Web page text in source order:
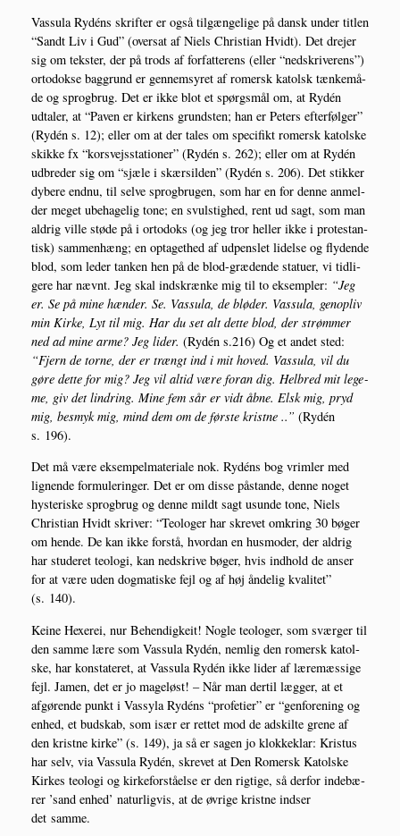
Vas­su­la Rydéns skrif­ter er også til­gæn­ge­li­ge på dansk under tit­len
“Sandt Liv i Gud” (over­sat af Niels Chri­sti­an Hvidt). Det dre­jer
sig om tek­ster, der på trods af for­fat­te­rens (eller “nedskri­ve­rens”)
orto­dok­se bag­grund er gen­nem­sy­ret af romersk katolsk tæn­ke­må­
de og sprog­brug. Det er ikke blot et spørgs­mål om, at Rydén
udta­ler, at “Paven er kir­kens grund­sten; han er Peters efter­føl­ger”
(Rydén s. 12); eller om at der tales om spe­ci­fikt romersk katol­ske
skik­ke fx “kor­s­vejs­sta­tio­ner” (Rydén s. 262); eller om at Rydén
udbre­der sig om “sjæ­le i skær­sil­den” (Rydén s. 206). Det stik­ker
dybe­re end­nu, til sel­ve sprog­bru­gen, som har en for den­ne anmel­
der meget ube­ha­ge­lig tone; en svulstig­hed, rent ud sagt, som man
aldrig vil­le stø­de på i orto­doks (og jeg tror hel­ler ikke i pro­te­stan­
tisk) sam­men­hæng; en opta­get­hed af udpens­let lidel­se og fly­den­de
blod, som leder tan­ken hen på de blod-græ­den­de sta­tu­er, vi tid­li­
ge­re har nævnt. Jeg skal ind­skræn­ke mig til to eksemp­ler: “Jeg
er. Se på mine hæn­der. Se. Vas­su­la, de blø­der. Vas­su­la, genop­liv
min Kir­ke, Lyt til mig. Har du set alt det­te blod, der strøm­mer
ned ad mine arme? Jeg lider. (Rydén s.216) Og et andet sted:
“Fjern de tor­ne, der er trængt ind i mit hoved. Vas­su­la, vil du
gøre det­te for mig? Jeg vil altid være for­an dig. Hel­bred mit lege­
me, giv det lin­dring. Mine fem sår er vidt åbne. Elsk mig, pryd
mig, besmyk mig, mind dem om de før­ste krist­ne ..” (Rydén
s. 196).
Det må være eksem­pel­ma­te­ri­a­le nok. Rydéns bog vrim­ler med
lig­nen­de for­mu­le­rin­ger. Det er om dis­se påstan­de, den­ne noget
hyste­ri­ske sprog­brug og den­ne mildt sagt usun­de tone, Niels
Chri­sti­an Hvidt skri­ver: “Teo­lo­ger har skre­vet omkring 30 bøger
om hen­de. De kan ikke for­stå, hvor­dan en hus­mo­der, der aldrig
har stu­de­ret teo­lo­gi, kan nedskri­ve bøger, hvis ind­hold de anser
for at være uden dog­ma­ti­ske fejl og af høj ånde­lig kva­li­tet”
(s. 140).
Kei­ne Hexe­rei, nur Behen­dig­keit! Nog­le teo­lo­ger, som svær­ger til
den sam­me lære som Vas­su­la Rydén, nem­lig den romersk katol­
ske, har kon­sta­te­ret, at Vas­su­la Rydén ikke lider af lære­mæs­si­ge
fejl. Jamen, det er jo mage­løst! – Når man der­til læg­ger, at et
afgø­ren­de punkt i Vas­syla Rydéns “pro­fe­ti­er” er “gen­for­e­ning og
enhed, et bud­skab, som især er ret­tet mod de adskil­te gre­ne af
den krist­ne kir­ke” (s. 149), ja så er sagen jo klok­ke­klar: Kristus
har selv, via Vas­su­la Rydén, skre­vet at Den Romersk Katol­ske
Kir­kes teo­lo­gi og kir­ke­for­stå­el­se er den rig­ti­ge, så der­for inde­bæ­
rer ’sand enhed’ natur­lig­vis, at de øvri­ge krist­ne ind­ser
det samme.